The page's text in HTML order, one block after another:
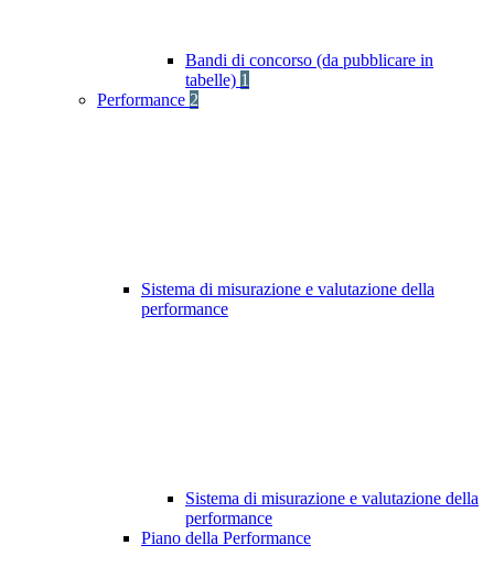
Bandi di concorso (da pubblicare in
tabelle) 1
Performance 2
Sistema di misurazione e valutazione della
performance
Sistema di misurazione e valutazione della
performance
Piano della Performance